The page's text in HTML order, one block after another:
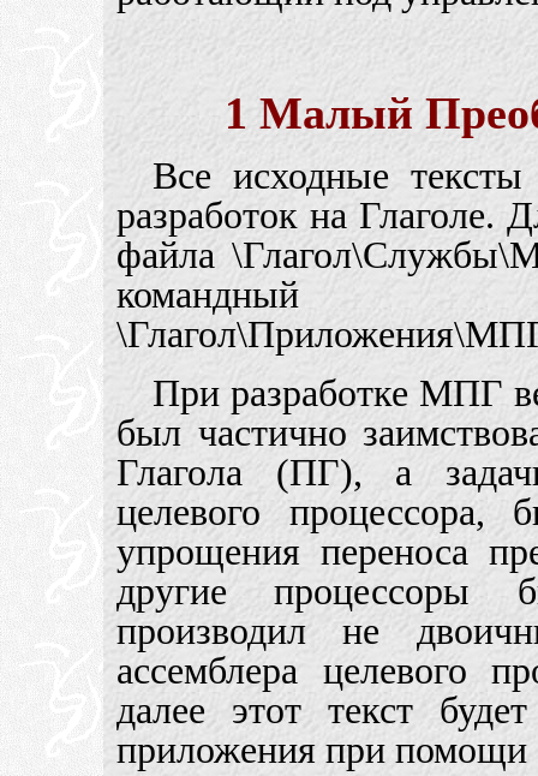
1 Малый
Все исходные
разработок на Глаголе.
файла
При разработке МПГ
был частично
Глагола (ПГ), а
целевого процессора,
упрощения переноса
другие
производил не
ассемблера целевого
далее этот текст
приложения при помощи